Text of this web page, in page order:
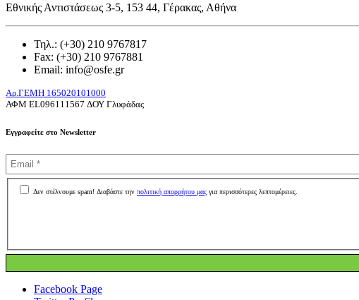
Εθνικής Αντιστάσεως 3-5, 153 44, Γέρακας, Αθήνα
Τηλ.: (+30) 210 9767817
Fax: (+30) 210 9767881
Email: info@osfe.gr
Aρ.ΓΕΜΗ 165020101000
ΑΦΜ EL096111567 ΔΟΥ Γλυφάδας
Εγγραφείτε στο Newsletter
Δεν στέλνουμε spam! Διαβάστε την πολιτική απορρήτου μας για περισσότερες λεπτομέρειες.
Facebook Page